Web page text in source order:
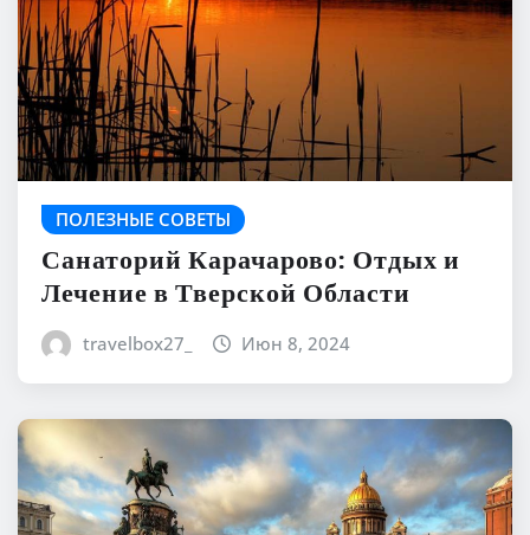
ПОЛЕЗНЫЕ СОВЕТЫ
Санаторий Карачарово: Отдых и
Лечение в Тверской Области
travelbox27_ Июн 8, 2024